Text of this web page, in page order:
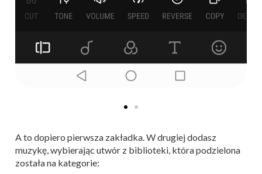
A to dopiero pierwsza zakładka. W drugiej dodasz
muzykę, wybierając utwór z biblioteki, która podzielona
została na kategorie: